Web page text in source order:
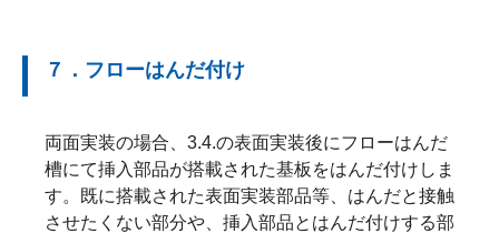
７．フローはんだ付け
両面実装の場合、3.4.の表面実装後にフローはんだ
槽にて挿入部品が搭載された基板をはんだ付けしま
す。既に搭載された表面実装部品等、はんだと接触
させたくない部分や、挿入部品とはんだ付けする部